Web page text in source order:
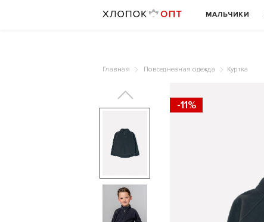
МАЛЬЧИКИ
Главная Повседневная одежда Куртка
-11%